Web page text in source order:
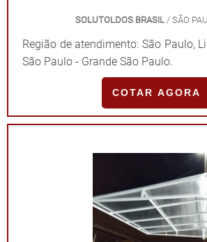
SOLUTOLDOS BRASIL/ SÃO
Região de atendimento: São Paulo,
São Paulo - Grande São Paulo.
COTAR AGORA